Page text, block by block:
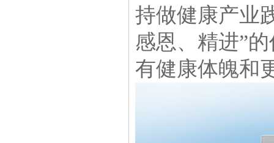
持做健康产业
感恩、精进”
有健康体魄和